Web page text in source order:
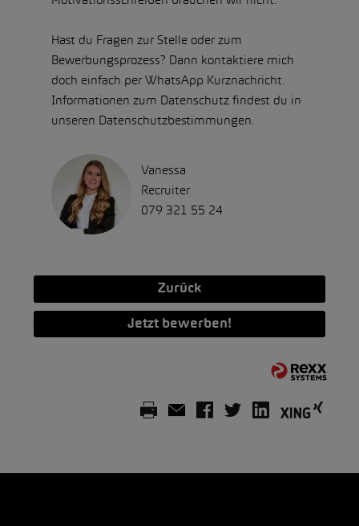
Hast du Fragen zur Stelle oder zum
Bewerbungsprozess? Dann kontaktiere mich
doch einfach per WhatsApp Kurznachricht.
Informationen zum Datenschutz findest du in
unseren Datenschutzbestimmungen.
Vanessa
Recruiter
079 321 55 24
Zurück
Jetzt bewerben!